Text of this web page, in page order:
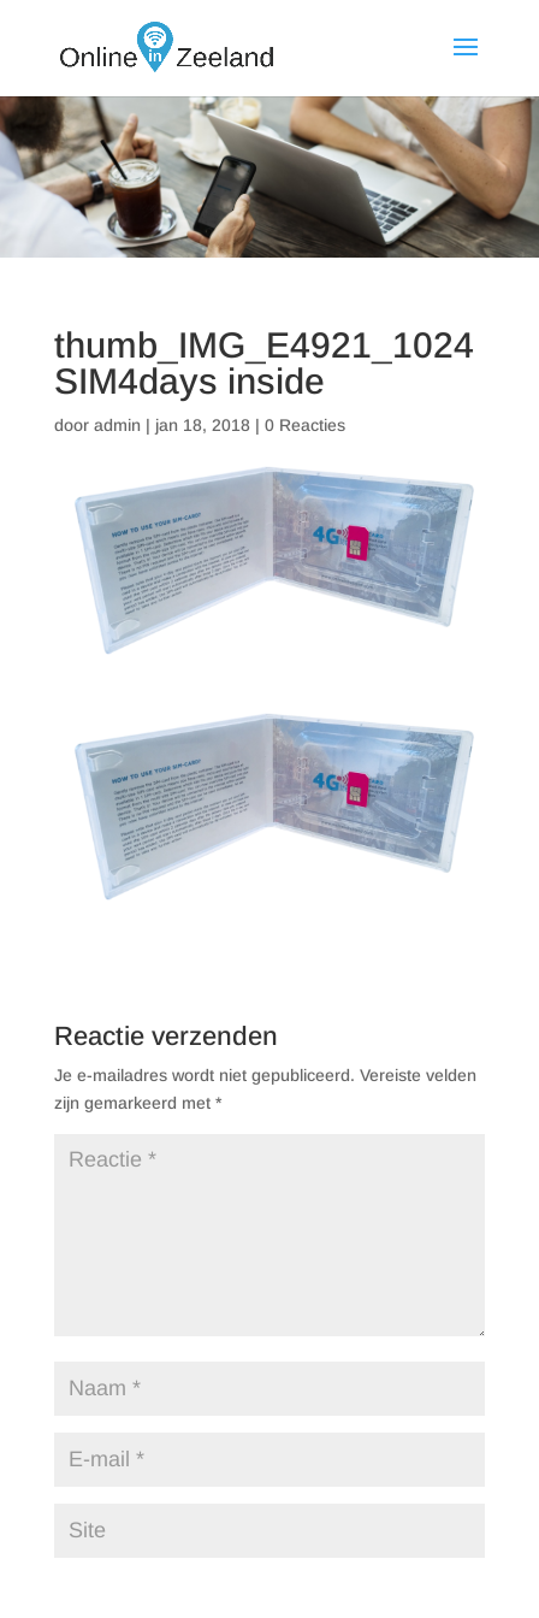
thumb_IMG_E4921_1024
SIM4days inside
door admin | jan 18, 2018| 0 Reacties
Reactie verzenden
Je e-mailadres wordt niet gepubliceerd. Vereiste velden
zijn gemarkeerd met *